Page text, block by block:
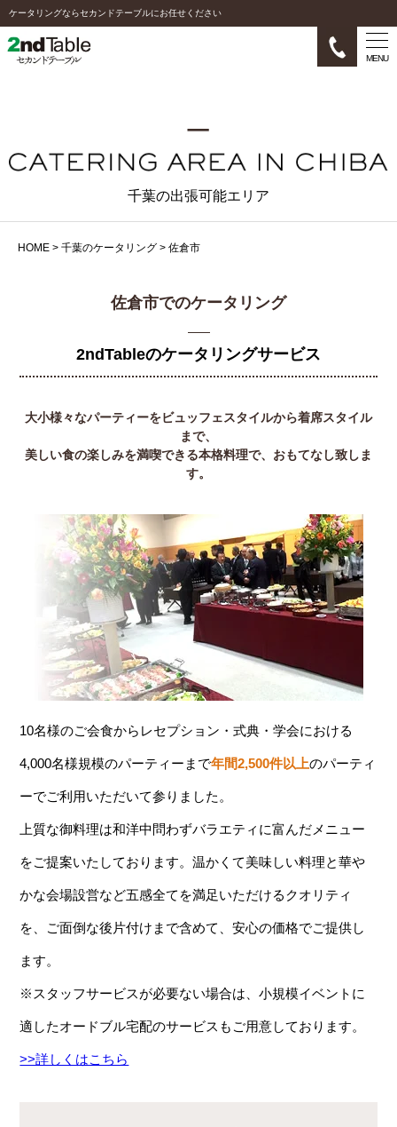
ケータリングならセカンドテーブルにお任せください
MENU
千葉の出張可能エリア
HOME > 千葉のケータリング > 佐倉市
佐倉市でのケータリング
2ndTableのケータリングサービス
大小様々なパーティーをビュッフェスタイルから着席スタイル
まで、
美しい食の楽しみを満喫できる本格料理で、おもてなし致しま
す。
10名様のご会食からレセプション・式典・学会における
4,000名様規模のパーティーまで年間2,500件以上のパーティ
ーでご利用いただいて参りました。
上質な御料理は和洋中問わずバラエティに富んだメニュー
をご提案いたしております。温かくて美味しい料理と華や
かな会場設営など五感全てを満足いただけるクオリティ
を、ご面倒な後片付けまで含めて、安心の価格でご提供し
ます。
※スタッフサービスが必要ない場合は、小規模イベントに
適したオードブル宅配のサービスもご用意しております。
>>詳しくはこちら